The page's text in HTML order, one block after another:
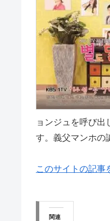
ョンジュを呼び
す。義父マンホの
このサイトの記事
関連